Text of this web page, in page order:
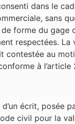
dans le
sans
forme du gage
respectées. La
contestée au
à
d’un écrit, posée
civil pour la